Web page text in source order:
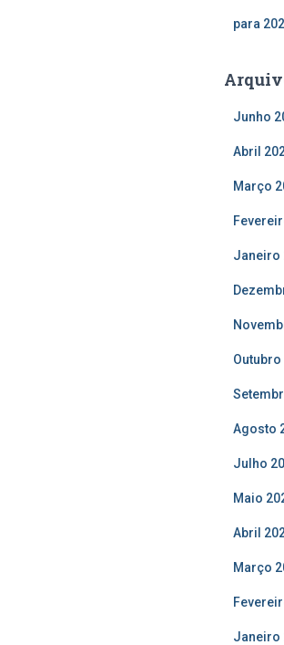
para
Junho
Abril
Março
Janeiro
Outubro
Agosto
Julho
Maio
Abril
Março
Janeiro